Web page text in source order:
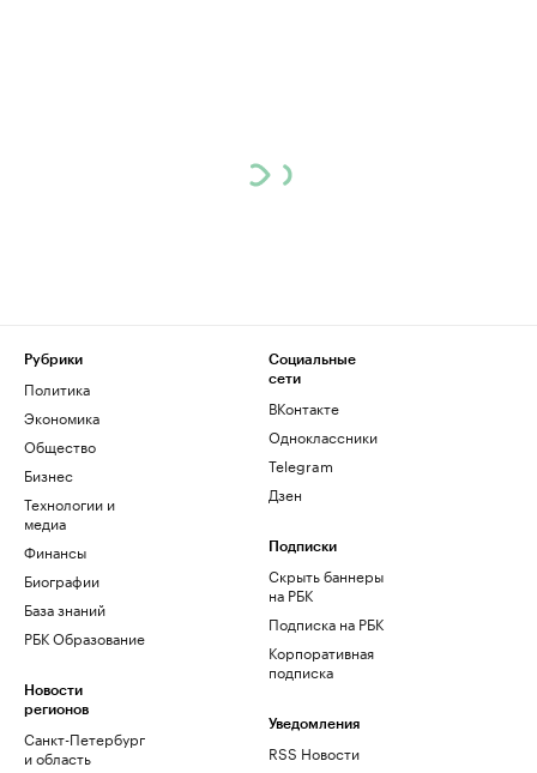
Рубрики
Политика
Экономика
Общество
Бизнес
Технологии и
медиа
Финансы
Биографии
База знаний
РБК Образование
Новости
регионов
Санкт-Петербург
и область
Социальные
сети
ВКонтакте
Одноклассники
Telegram
Дзен
Подписки
Скрыть баннеры
на РБК
Подписка на РБК
Корпоративная
подписка
Уведомления
RSS Новости